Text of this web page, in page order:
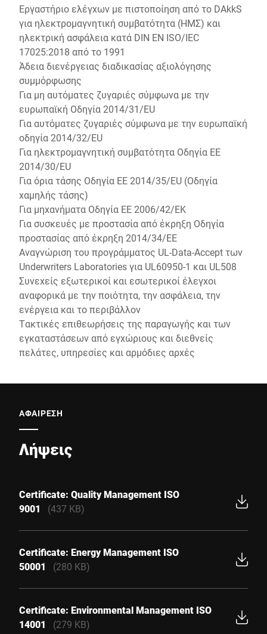
Εργαστήριο ελέγχων με πιστοποίηση από το DAkkS
για ηλεκτρομαγνητική συμβατότητα (ΗΜΣ) και
ηλεκτρική ασφάλεια κατά DIN EN ISO/IEC
17025:2018 από το 1991
Άδεια διενέργειας διαδικασίας αξιολόγησης
συμμόρφωσης
Για μη αυτόματες ζυγαριές σύμφωνα με την
ευρωπαϊκή Οδηγία 2014/31/EU
Για αυτόματες ζυγαριές σύμφωνα με την ευρωπαϊκή
οδηγία 2014/32/EU
Για ηλεκτρομαγνητική συμβατότητα Οδηγία ΕΕ
2014/30/EU
Για όρια τάσης Οδηγία ΕΕ 2014/35/EU (Οδηγία
χαμηλής τάσης)
Για μηχανήματα Οδηγία ΕΕ 2006/42/EΚ
Για συσκευές με προστασία από έκρηξη Οδηγία
προστασίας από έκρηξη 2014/34/ΕΕ
Αναγνώριση του προγράμματος UL-Data-Accept των
Underwriters Laboratories για UL60950-1 και UL508
Συνεχείς εξωτερικοί και εσωτερικοί έλεγχοι
αναφορικά με την ποιότητα, την ασφάλεια, την
ενέργεια και το περιβάλλον
Τακτικές επιθεωρήσεις της παραγωγής και των
εγκαταστάσεων από εγχώριους και διεθνείς
πελάτες, υπηρεσίες και αρμόδιες αρχές
ΑΦΑΙΡΕΣΗ
Λήψεις
Certificate: Quality Management ISO
9001
(437 KB)
Certificate: Energy Management ISO
50001
(280 KB)
Certificate: Environmental Management ISO
14001
(279 KB)